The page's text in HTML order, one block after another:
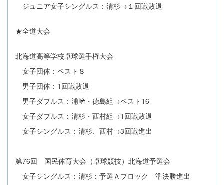
ジュニア女子シングルス：清杉→１回戦敗退
★全道大会
北海道高等学校卓球選手権大会
女子団体：ベスト８
男子団体：1回戦敗退
男子ダブルス：浦﨑・德島組→ベスト16
女子ダブルス：清杉・西村組→1回戦敗退
女子シングルス：清杉、西村→3回戦進出
第76回 国民体育大会（卓球競技）北海道予選会
女子シングルス：清杉：予選Ａブロック 準決勝進出